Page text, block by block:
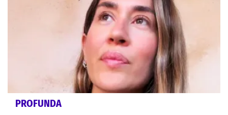
PROFUNDA